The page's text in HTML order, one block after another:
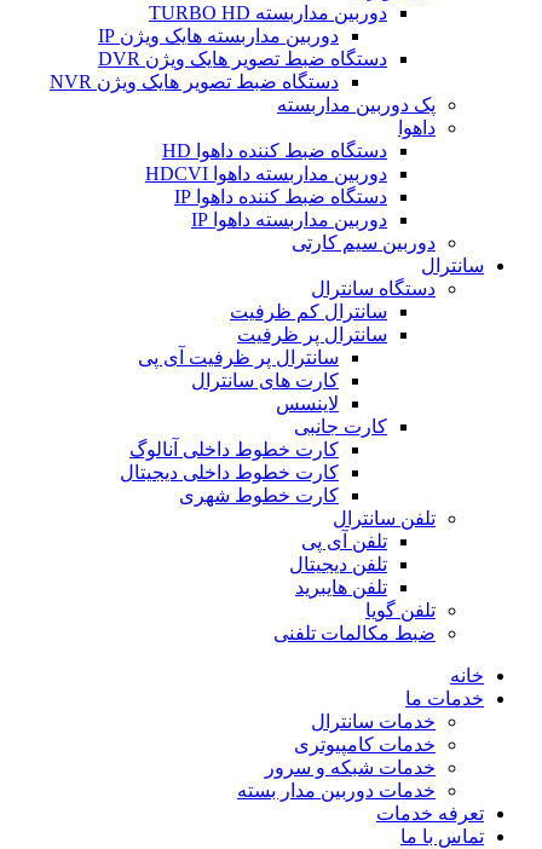
دوربین مداربسته TURBO HD
دوربین مداربسته هایک ویژن IP
دستگاه ضبط تصویر هایک ویژن DVR
دستگاه ضبط تصویر هایک ویژن NVR
پک دوربین مداربسته
داهوا
دستگاه ضبط کننده داهوا HD
دوربین مداربسته داهوا HDCVI
دستگاه ضبط کننده داهوا IP
دوربین مداربسته داهوا IP
دوربین سیم کارتی
سانترال
دستگاه سانترال
سانترال کم ظرفیت
سانترال پر ظرفیت
سانترال پر ظرفیت آی پی
کارت های سانترال
لاینسس
کارت جانبی
کارت خطوط داخلی آنالوگ
کارت خطوط داخلی دیجیتال
کارت خطوط شهری
تلفن سانترال
تلفن آی پی
تلفن دیجیتال
تلفن هایبرید
تلفن گویا
ضبط مکالمات تلفنی
خانه
خدمات ما
خدمات سانترال
خدمات کامپیوتری
خدمات شبکه و سرور
خدمات دوربین مدار بسته
تعرفه خدمات
تماس با ما